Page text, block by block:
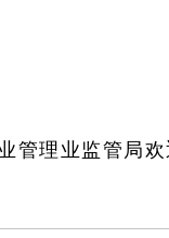
管理业监管局